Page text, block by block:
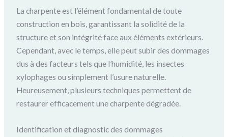
La charpente est l’élément fondamental de toute
construction en bois, garantissant la solidité de la
structure et son intégrité face aux éléments extérieurs.
Cependant, avec le temps, elle peut subir des dommages
dus à des facteurs tels que l’humidité, les insectes
xylophages ou simplement l’usure naturelle.
Heureusement, plusieurs techniques permettent de
restaurer efficacement une charpente dégradée.
Identification et diagnostic des dommages